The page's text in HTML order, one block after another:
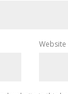
Website